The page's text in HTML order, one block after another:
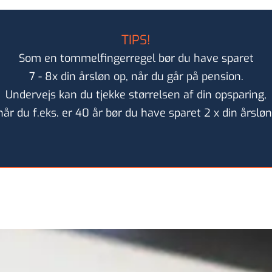
TIPS!
Som en tommelfingerregel bør du have sparet
7 - 8x din årsløn op, når du går på pension.
Undervejs kan du tjekke størrelsen af din opsparing,
du f.eks. er 40 år bør du have sparet 2 x din